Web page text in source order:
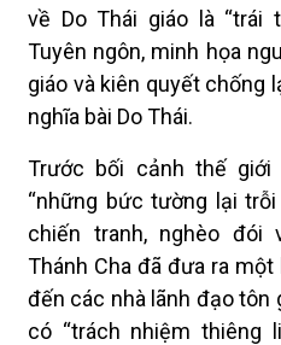
về Do Thái giáo là “trái
Tuyên ngôn, minh họa
giáo và kiên quyết chống
nghĩa bài Do Thái.
Trước bối cảnh thế
“những bức tường lại
chiến tranh, nghèo
Thánh Cha đã đưa ra
đến các nhà lãnh đạo tôn
có “trách nhiệm thiêng